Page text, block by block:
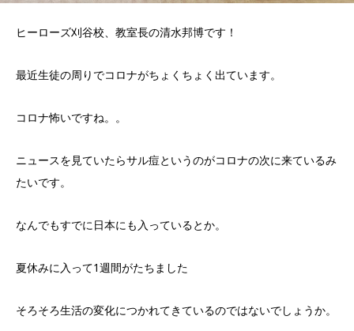
ヒーローズ刈谷校、教室長の清水邦博です！
最近生徒の周りでコロナがちょくちょく出ています。
コロナ怖いですね。。
ニュースを見ていたらサル痘というのがコロナの次に来ているみ
たいです。
なんでもすでに日本にも入っているとか。
夏休みに入って1週間がたちました
そろそろ生活の変化につかれてきているのではないでしょうか。